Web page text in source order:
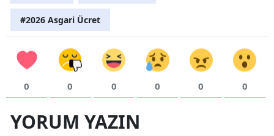
#2026 Asgari Ücret
0 0 0 0 0 0
YORUM YAZIN